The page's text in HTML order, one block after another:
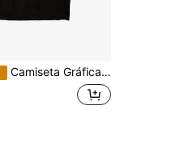
Camiseta Gráfica Gótica Heavy Metal da Banda Emperor para Homens e Mulheres - Camiseta Preta Oversized com o Logo Emperor e Design de Pentagrama, Streetwear Unissex Confortável para Shows e Uso Diário